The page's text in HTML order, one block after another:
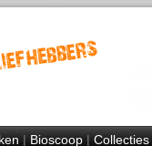
|Bioscoop|Collecties